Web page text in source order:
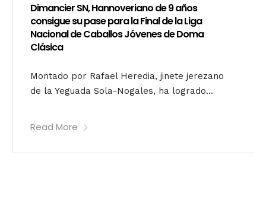
Dimancier SN, Hannoveriano de 9 años
consigue su pase para la Final de la Liga
Nacional de Caballos Jóvenes de Doma
Clásica
Montado por Rafael Heredia, jinete jerezano
de la Yeguada Sola-Nogales, ha logrado...
Read More